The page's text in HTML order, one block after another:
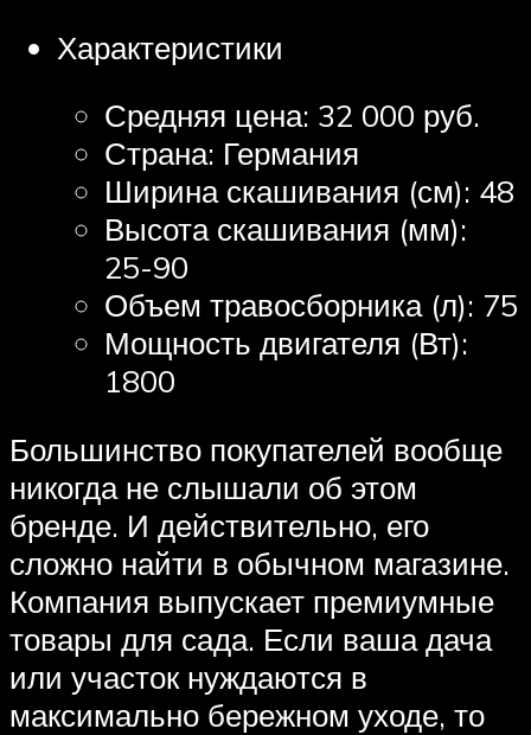
Характеристики
Средняя цена: 32 000 руб.
Страна: Германия
Ширина скашивания (см): 48
Высота скашивания (мм):
25-90
Объем травосборника (л): 75
Мощность двигателя (Вт):
1800
Большинство покупателей вообще
никогда не слышали об этом
бренде. И действительно, его
сложно найти в обычном магазине.
Компания выпускает премиумные
товары для сада. Если ваша дача
или участок нуждаются в
максимально бережном уходе, то